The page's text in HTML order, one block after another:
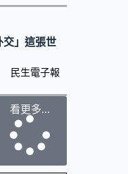
交」這張世
民生電子報
看更多...